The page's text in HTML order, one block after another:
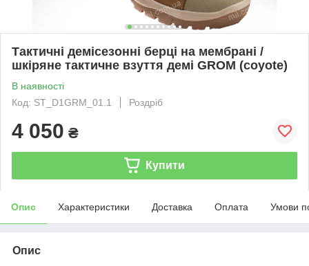
Тактичні демісезонні берці на мембрані /
шкіряне тактичне взуття демі GROM (coyote)
В наявності
Код: ST_D1GRM_01.1
Роздріб
4 050 ₴
Купити
Опис Характеристики Доставка Оплата Умови
Опис